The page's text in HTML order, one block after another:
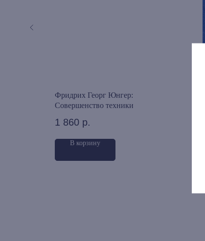
Фридрих Георг Юнгер:
Совершенство техники
1 860 р.
В корзину